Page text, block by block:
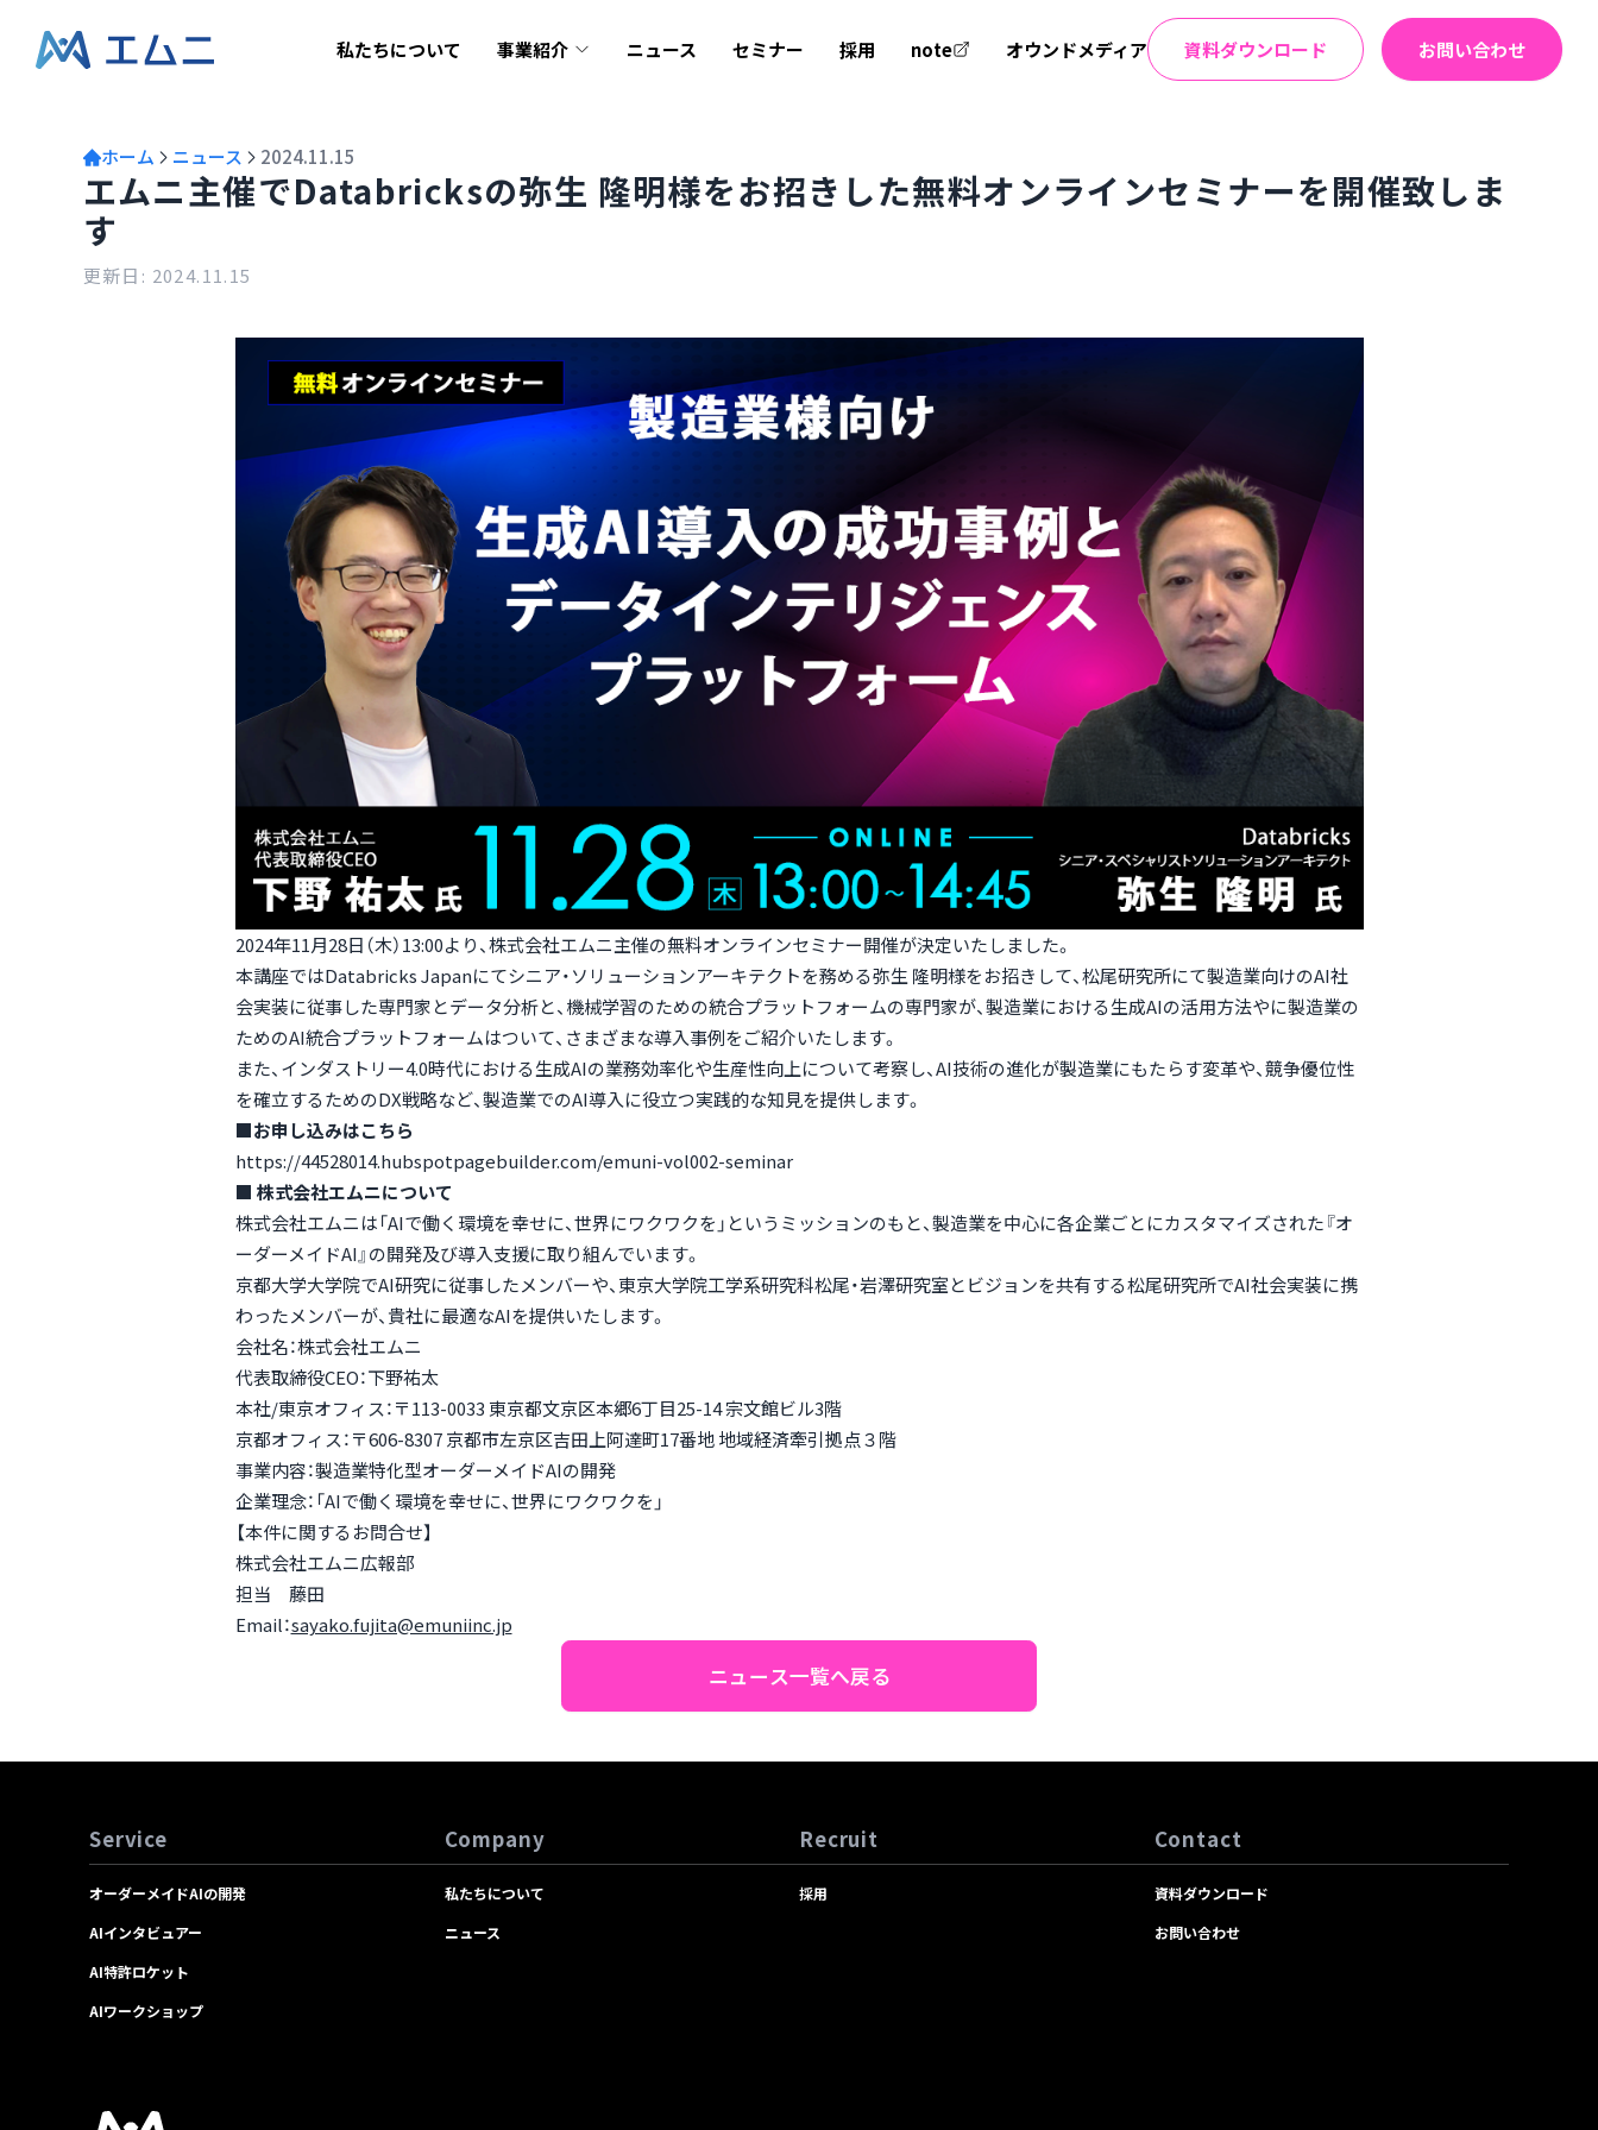
私たちについて 事業紹介 ニュース セミナー 採用 note オウンドメディア 資料ダウンロード お問い合わせ
ホーム ニュース 2024.11.15
エムニ主催でDatabricksの弥生 隆明様をお招きした無料オンラインセミナーを開催致しま
す
更新日: 2024.11.15
2024年11月28日（木）13:00より、株式会社エムニ主催の無料オンラインセミナー開催が決定いたしました。
本講座ではDatabricks Japanにてシニア・ソリューションアーキテクトを務める弥生 隆明様をお招きして、松尾研究所にて製造業向けのAI社
会実装に従事した専門家とデータ分析と、機械学習のための統合プラットフォームの専門家が、製造業における生成AIの活用方法やに製造業の
ためのAI統合プラットフォームはついて、さまざまな導入事例をご紹介いたします。
また、インダストリー4.0時代における生成AIの業務効率化や生産性向上について考察し、AI技術の進化が製造業にもたらす変革や、競争優位性
を確立するためのDX戦略など、製造業でのAI導入に役立つ実践的な知見を提供します。
■お申し込みはこちら
https://44528014.hubspotpagebuilder.com/emuni-vol002-seminar
■ 株式会社エムニについて
株式会社エムニは「AIで働く環境を幸せに、世界にワクワクを」というミッションのもと、製造業を中心に各企業ごとにカスタマイズされた『オ
ーダーメイドAI』の開発及び導入支援に取り組んでいます。
京都大学大学院でAI研究に従事したメンバーや、東京大学院工学系研究科松尾・岩澤研究室とビジョンを共有する松尾研究所でAI社会実装に携
わったメンバーが、貴社に最適なAIを提供いたします。
会社名：株式会社エムニ
代表取締役CEO：下野祐太
本社/東京オフィス：〒113-0033 東京都文京区本郷6丁目25-14 宗文館ビル3階
京都オフィス：〒606-8307 京都市左京区吉田上阿達町17番地 地域経済牽引拠点３階
事業内容：製造業特化型オーダーメイドAIの開発
企業理念：「AIで働く環境を幸せに、世界にワクワクを」
【本件に関するお問合せ】
株式会社エムニ広報部
担当 藤田
Email：sayako.fujita@emuniinc.jp
ニュース一覧へ戻る
Service
オーダーメイドAIの開発
AIインタビュアー
AI特許ロケット
AIワークショップ
Company
私たちについて
ニュース
Recruit
採用
Contact
資料ダウンロード
お問い合わせ